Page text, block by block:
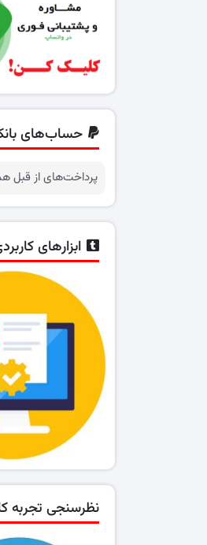
حساب‌های
پرداخت‌های از قبل
ابزارهای
نظرسنجی تجربه